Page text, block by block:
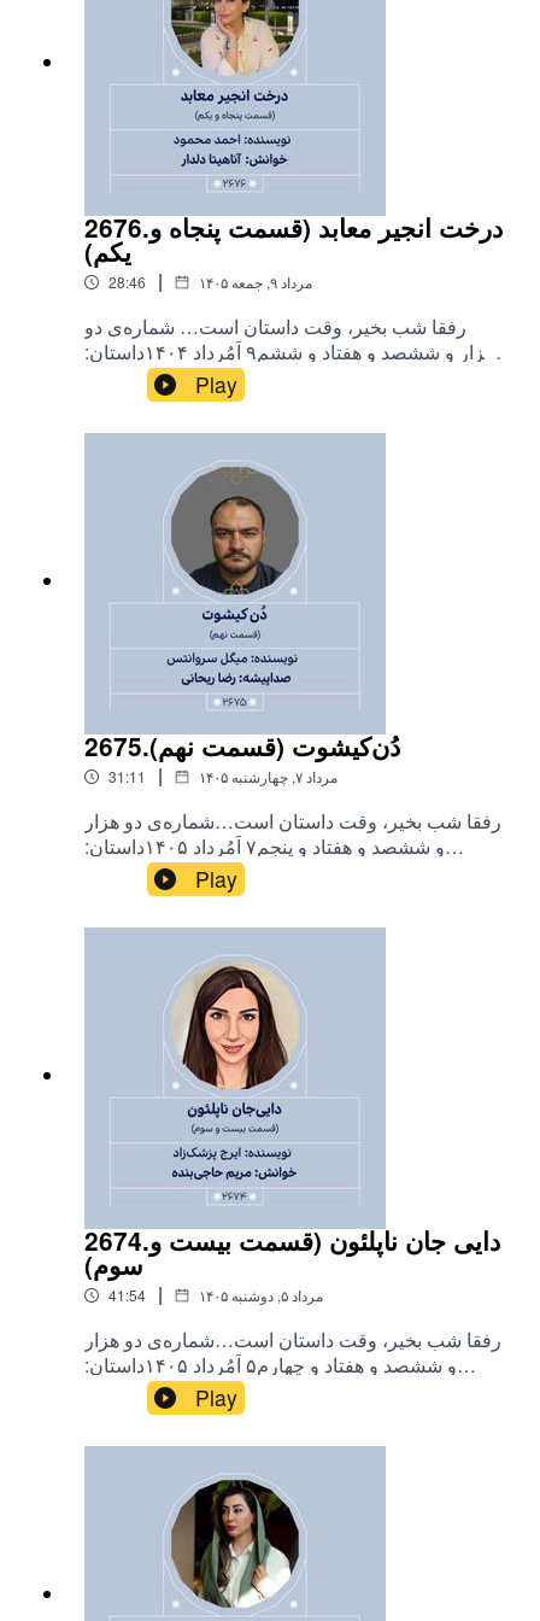
hamibash.com/dastaneshab#داستان_شب@dastan
2676.درخت انجیر معابد (قسمت پنجاه و
یکم)
28:46 | ۱۴۰۵ مرداد ۹, جمعه
رفقا شب بخیر، وقت داستان است… شماره‌ی دو
هزار و ششصد و هفتاد و ششم۹ اَمُرداد ۱۴۰۴داستان:
«#درخت_انجیر_معابد»(قسمت پنجاه و یکم)(فصل
سوم کتاب)نویسنده: «#احمد_محمود»خوانش:
«#آناهیتا_دلدار»‌موسیقی :«#حسین_بهروزی_نیا
دلها)»برای حمایت از ما به لینک حامی‌باش داستان
شب مراجعه کنید :👇🏻
hamibash.com/dastaneshab#داستان_شب@dastan
Play
2675.دُن‌کیشوت (قسمت نهم)
31:11 | ۱۴۰۵ مرداد ۷, چهارشنبه
رفقا شب بخیر، وقت داستان است…شماره‌ی دو هزار
و ششصد و هفتاد و پنجم۷ اَمُرداد ۱۴۰۵داستان:
«#دن_کیشوت»(قسمت نهم)نویسنده:
«#میگل_سروانتس»صداپیشه:
«#رضا_ریحانی»‌موسیقی : «اسکات باکلی، جین
hamibash.com/dastaneshab‌#داستان_شب@dastan
Play
2674.دایی جان ناپلئون (قسمت بیست و
سوم)
41:54 | ۱۴۰۵ مرداد ۵, دوشنبه
رفقا شب بخیر، وقت داستان است…شماره‌ی دو هزار
و ششصد و هفتاد و چهارم۵ اَمُرداد ۱۴۰۵داستان:
«#دایی_جان_ناپلئون»(قسمت بیست و سوم)نویسنده:
«#ایرج_پزشک_زاد»خوانش:
«#مریم_حاجی_بنده»‌موسیقی :«#پرویز_یاحقی
اشتیاقت)»برای حمایت از ما به لینک حامی‌باش
داستان شب مراجعه کنید :👇🏻
hamibash.com/dastaneshab‌#داستان_شب@dastan
Play